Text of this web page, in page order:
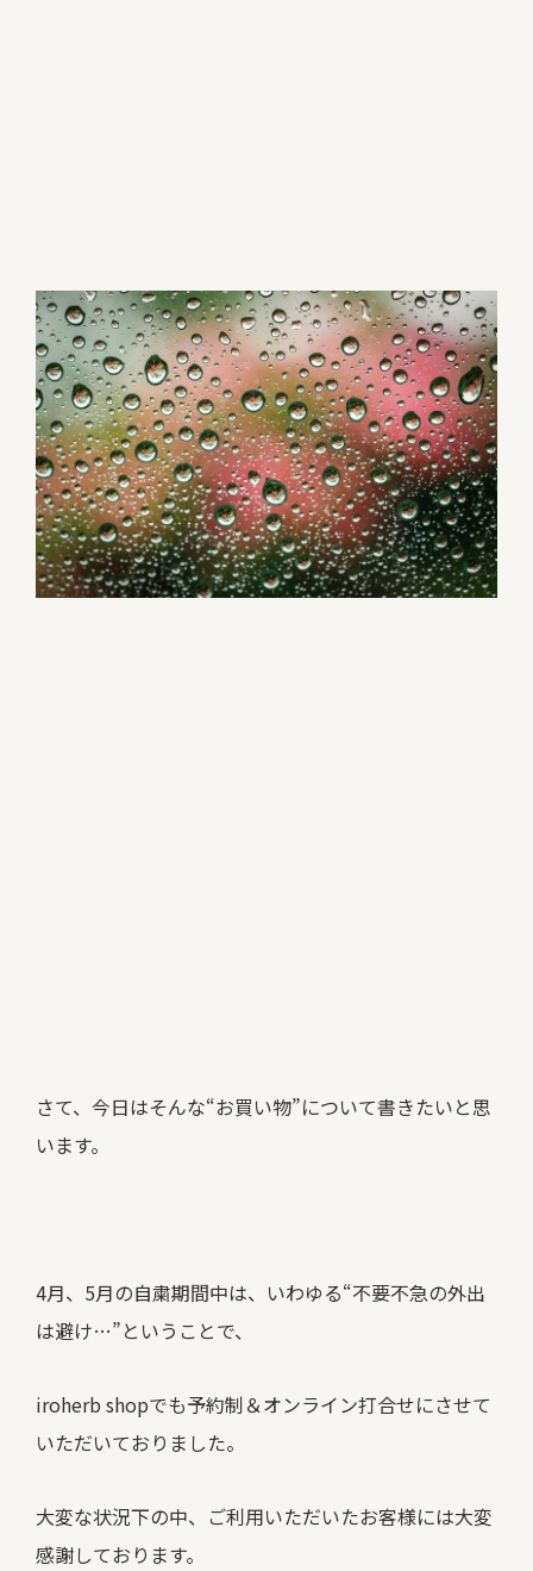
さて、今日はそんな“お買い物”について書きたいと思
います。
4月、5月の自粛期間中は、いわゆる“不要不急の外出
は避け…”ということで、
iroherb shopでも予約制＆オンライン打合せにさせて
いただいておりました。
大変な状況下の中、ご利用いただいたお客様には大変
感謝しております。